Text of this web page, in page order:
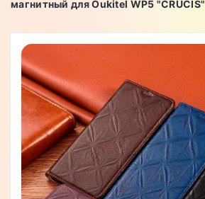
магнитный для Oukitel WP5 "CRUCIS"